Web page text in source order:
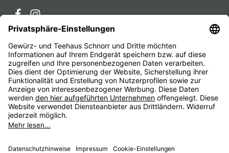
Service-Hotline
Service
Unternehmen
Alle Preise inkl. gesetzl. Mehrwertsteuer zzgl.
anders angegeben.